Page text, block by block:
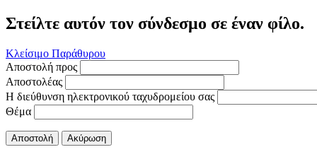
Στείλτε αυτόν τον σύνδεσμο σε έναν φίλο.
Κλείσιμο Παράθυρου
Αποστολή προς
Αποστολέας
Η διεύθυνση ηλεκτρονικού ταχυδρομείου σας
Θέμα
Αποστολή Ακύρωση